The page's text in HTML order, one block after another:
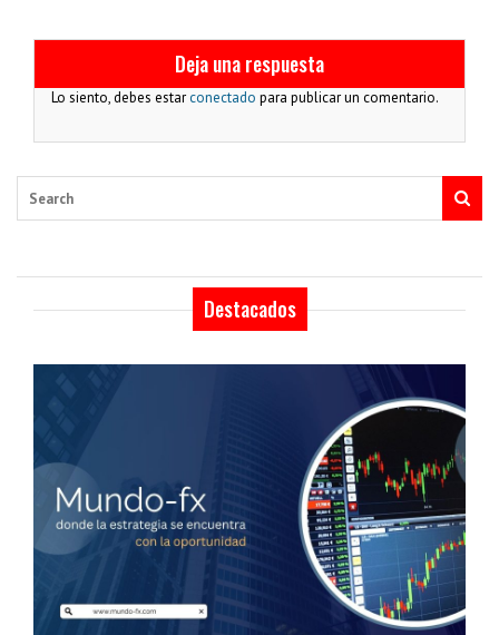
Deja una respuesta
Lo siento, debes estarconectado para publicar un comentario.
Destacados